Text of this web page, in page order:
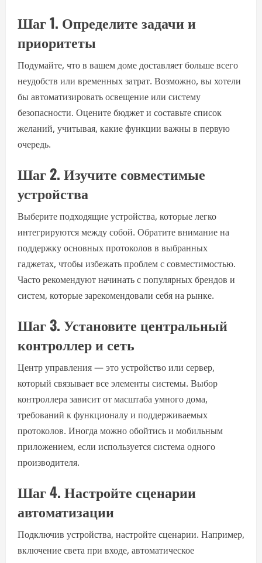
Шаг 1. Определите задачи и
приоритеты
Подумайте, что в вашем доме доставляет больше всего
неудобств или временных затрат. Возможно, вы хотели
бы автоматизировать освещение или систему
безопасности. Оцените бюджет и составьте список
желаний, учитывая, какие функции важны в первую
очередь.
Шаг 2. Изучите совместимые
устройства
Выберите подходящие устройства, которые легко
интегрируются между собой. Обратите внимание на
поддержку основных протоколов в выбранных
гаджетах, чтобы избежать проблем с совместимостью.
Часто рекомендуют начинать с популярных брендов и
систем, которые зарекомендовали себя на рынке.
Шаг 3. Установите центральный
контроллер и сеть
Центр управления — это устройство или сервер,
который связывает все элементы системы. Выбор
контроллера зависит от масштаба умного дома,
требований к функционалу и поддерживаемых
протоколов. Иногда можно обойтись и мобильным
приложением, если используется система одного
производителя.
Шаг 4. Настройте сценарии
автоматизации
Подключив устройства, настройте сценарии. Например,
включение света при входе, автоматическое